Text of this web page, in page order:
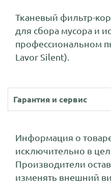
Тканевый фильтр-
для сбора мусора и
профессиональном
Lavor Silent).
Гарантия и сервис
Информация о
исключительно в
Производители
изменять внешний